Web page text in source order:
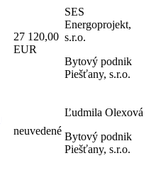
27 120,00
EUR
SES
Energoprojekt,
s.r.o.
Bytový podnik
Piešťany, s.r.o.
neuvedené
Ľudmila Olexová
Bytový podnik
Piešťany, s.r.o.